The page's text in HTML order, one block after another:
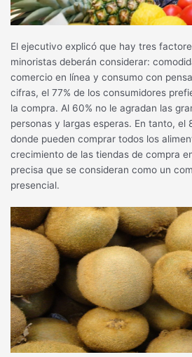
El ejecutivo explicó que hay tres
minoristas deberán considerar:
comercio en línea y consumo con
cifras, el 77% de los consumidores
la compra. Al 60% no le agradan las
personas y largas esperas. En tanto, el
donde pueden comprar todos los
crecimiento de las tiendas de compra
precisa que se consideran como un
presencial.